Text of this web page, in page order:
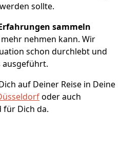
sollte.
sammeln
nehmen kann. Wir
schon durchlebt und
ausgeführt.
auf Deiner Reise in Deine
oder auch
für Dich da.